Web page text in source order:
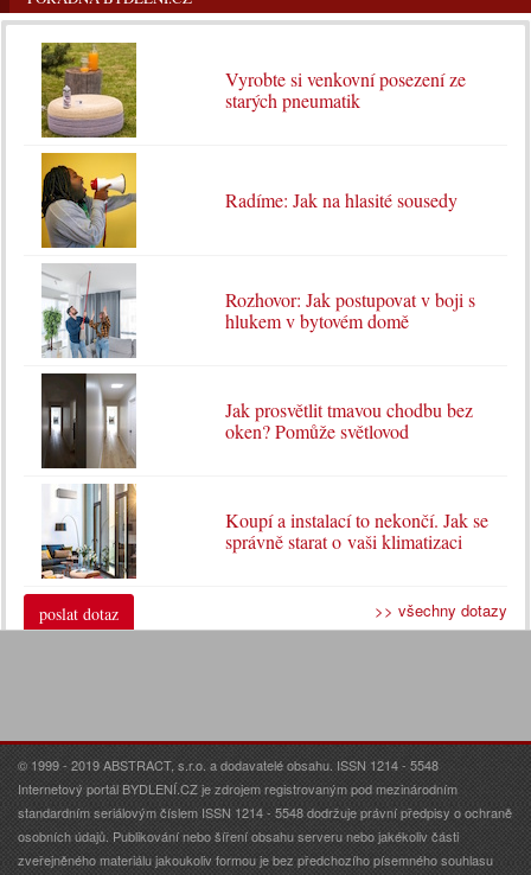
Vyrobte si venkovní posezení ze
starých pneumatik
Radíme: Jak na hlasité sousedy
Rozhovor: Jak postupovat v boji s
hlukem v bytovém domě
Jak prosvětlit tmavou chodbu bez
oken? Pomůže světlovod
Koupí a instalací to nekončí. Jak se
správně starat o vaši klimatizaci
poslat dotaz >> všechny dotazy
© 1999 - 2019 ABSTRACT, s.r.o. a dodavatelé obsahu. ISSN 1214 - 5548
Internetový portál BYDLENÍ.CZ je zdrojem registrovaným pod mezinárodním
standardním seriálovým číslem ISSN 1214 - 5548 dodržuje právní předpisy o ochraně
osobních údajů. Publikování nebo šíření obsahu serveru nebo jakékoliv části
zveřejněného materiálu jakoukoliv formou je bez předchozího písemného souhlasu